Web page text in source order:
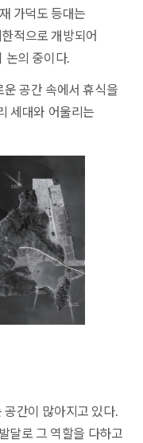
가덕도 등대는
적으로 개방되어
논의 중이다.
공간 속에서 휴식을
세대와 어울리는
간이 많아지고 있다.
달로 그 역할을 다하고